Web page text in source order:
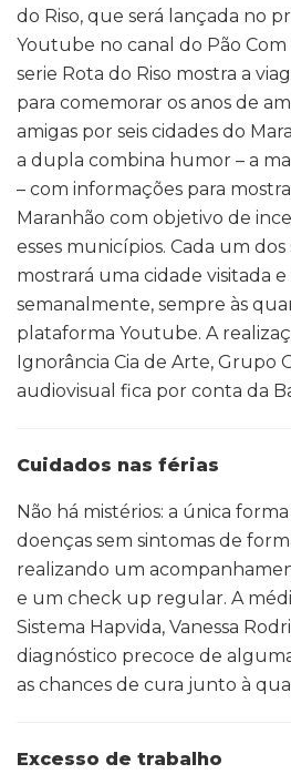
do Riso, que será lançada no
Youtube no canal do Pão Com
serie Rota do Riso mostra a
para comemorar os anos de
amigas por seis cidades do
a dupla combina humor – a
– com informações para
Maranhão com objetivo de
esses municípios. Cada um dos
mostrará uma cidade visitada e
semanalmente, sempre às
plataforma Youtube. A
Ignorância Cia de Arte, Grupo
audiovisual fica por conta da
Cuidados nas férias
Não há mistérios: a única
doenças sem sintomas de
realizando um
e um check up regular. A
Sistema Hapvida, Vanessa
diagnóstico precoce de
as chances de cura junto à
Excesso de trabalho